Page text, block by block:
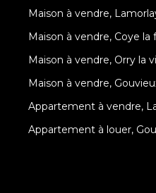
Maison à vendre,
Maison à vendre, Coye la
Maison à vendre, Orry la
Maison à vendre,
Appartement à vendre,
Appartement à louer,